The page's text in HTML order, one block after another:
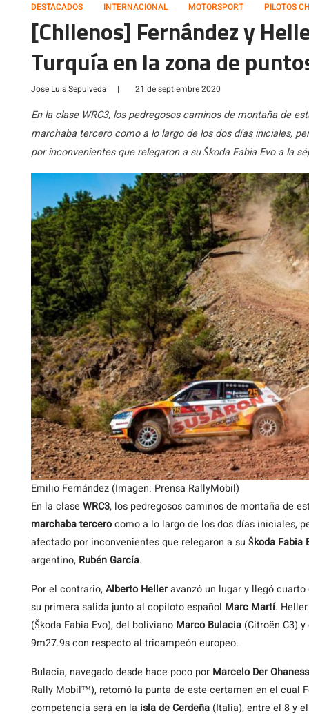
DESTACADOS INTERNACIONAL MOTORSPORT PILOTOS
[Chilenos] Fernández y
Turquía en la zona de
Jose Luis Sepulveda | 21 de septiembre 2020
En la clase WRC3, los pedregosos caminos de montaña de
marchaba tercero como a lo largo de los dos días iniciales,
por inconvenientes que relegaron a su Škoda Fabia Evo a la
Emilio Fernández (Imagen: Prensa RallyMobil)
En la clase WRC3, los pedregosos caminos de montaña de
marchaba tercerocomo a lo largo de los dos días iniciales,
afectado por inconvenientes que relegaron a su Škoda Fabia
argentino, Rubén García.
Por el contrario,Alberto Helleravanzó un lugar y llegó cuarto
su primera salida junto al copiloto español Marc Martí.
(Škoda Fabia Evo), del boliviano Marco Bulacia (Citroën C3)
9m27.9s con respecto al tricampeón europeo.
Bulacia, navegado desde hace poco por Marcelo Der
Rally Mobil™), retomó la punta de este certamen en el cual
competencia será en la isla de Cerdeña (Italia), entre el 8 y